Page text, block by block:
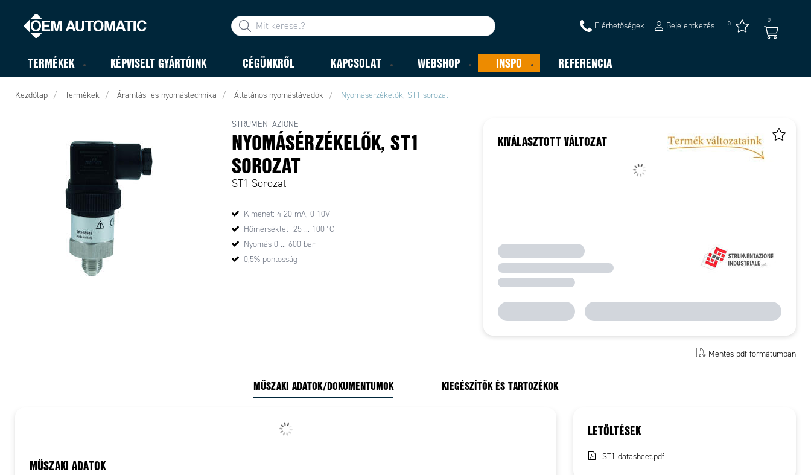
Elérhetőségek Bejelentkezés 0 0
TERMÉKEK KÉPVISELT GYÁRTÓINK CÉGÜNKRŐL KAPCSOLAT WEBSHOP INSPO REFERENCIA
Kezdőlap Termékek Áramlás- és nyomástechnika Általános nyomástávadók Nyomásérzékelők, ST1 sorozat
STRUMENTAZIONE
NYOMÁSÉRZÉKELŐK, ST1
SOROZAT
ST1 Sorozat
Kimenet: 4-20 mA, 0-10V
Hőmérséklet -25 ... 100 °C
Nyomás 0 ... 600 bar
0,5% pontosság
KIVÁLASZTOTT VÁLTOZAT
Mentés pdf formátumban
MŰSZAKI ADATOK/DOKUMENTUMOK KIEGÉSZÍTŐK ÉS TARTOZÉKOK
MŰSZAKI ADATOK
LETÖLTÉSEK
ST1 datasheet.pdf